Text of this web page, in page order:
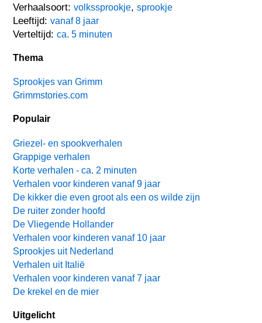
Verhaalsoort:volkssprookje,sprookje
Leeftijd:vanaf 8 jaar
Verteltijd:ca. 5 minuten
Thema
Sprookjes van Grimm
Grimmstories.com
Populair
Griezel- en spookverhalen
Grappige verhalen
Korte verhalen - ca. 2 minuten
Verhalen voor kinderen vanaf 9 jaar
De kikker die even groot als een os wilde zijn
De ruiter zonder hoofd
De Vliegende Hollander
Verhalen voor kinderen vanaf 10 jaar
Sprookjes uit Nederland
Verhalen uit Italië
Verhalen voor kinderen vanaf 7 jaar
De krekel en de mier
Uitgelicht